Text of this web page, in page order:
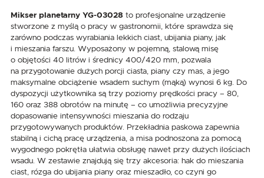
Mikser planetarny YG-03028 to profesjonalne urządzenie
stworzone z myślą o pracy w gastronomii, które sprawdza się
zarówno podczas wyrabiania lekkich ciast, ubijania piany, jak
i mieszania farszu. Wyposażony w pojemną, stalową misę
o objętości 40 litrów i średnicy 400/420 mm, pozwala
na przygotowanie dużych porcji ciasta, piany czy mas, a jego
maksymalne obciążenie wsadem suchym (mąką) wynosi 6 kg. Do
dyspozycji użytkownika są trzy poziomy prędkości pracy – 80,
160 oraz 388 obrotów na minutę – co umożliwia precyzyjne
dopasowanie intensywności mieszania do rodzaju
przygotowywanych produktów. Przekładnia paskowa zapewnia
stabilną i cichą pracę urządzenia, a misa podnoszona za pomocą
wygodnego pokrętła ułatwia obsługę nawet przy dużych ilościach
wsadu. W zestawie znajdują się trzy akcesoria: hak do mieszania
ciast, rózga do ubijania piany oraz mieszadło, co czyni go